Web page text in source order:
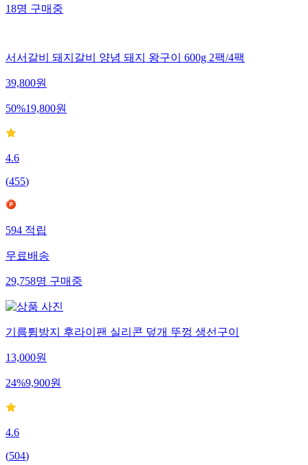
18명구매중
서서갈비 돼지갈비 양념 돼지 왕구이 600g 2팩/4팩
39,800원
50%19,800원
4.6
(455)
594적립
무료배송
29,758명구매중
기름튐방지 후라이팬 실리콘 덮개 뚜껑 생선구이
13,000원
24%9,900원
4.6
(504)